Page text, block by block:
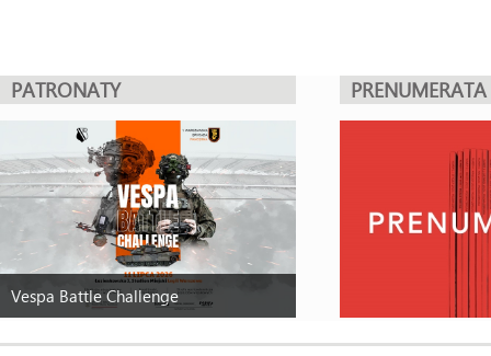
PATRONATY
Vespa Battle Challenge
PRENUMERATA